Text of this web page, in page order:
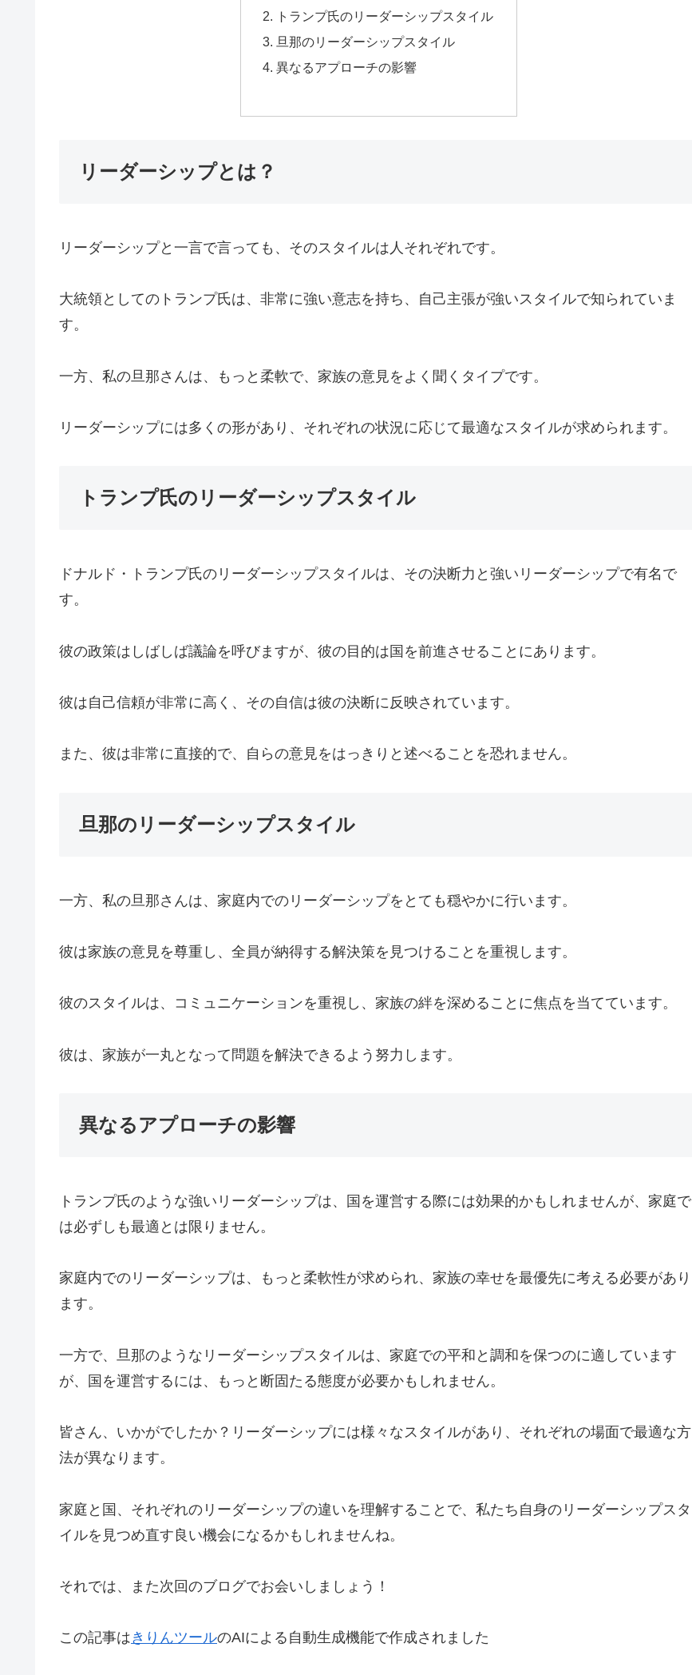
トランプ氏のリーダーシップスタイル
旦那のリーダーシップスタイル
異なるアプローチの影響
リーダーシップとは？
リーダーシップと一言で言っても、そのスタイルは人それぞれです。
大統領としてのトランプ氏は、非常に強い意志を持ち、自己主張が強いスタイルで知られていま
す。
一方、私の旦那さんは、もっと柔軟で、家族の意見をよく聞くタイプです。
リーダーシップには多くの形があり、それぞれの状況に応じて最適なスタイルが求められます。
トランプ氏のリーダーシップスタイル
ドナルド・トランプ氏のリーダーシップスタイルは、その決断力と強いリーダーシップで有名で
す。
彼の政策はしばしば議論を呼びますが、彼の目的は国を前進させることにあります。
彼は自己信頼が非常に高く、その自信は彼の決断に反映されています。
また、彼は非常に直接的で、自らの意見をはっきりと述べることを恐れません。
旦那のリーダーシップスタイル
一方、私の旦那さんは、家庭内でのリーダーシップをとても穏やかに行います。
彼は家族の意見を尊重し、全員が納得する解決策を見つけることを重視します。
彼のスタイルは、コミュニケーションを重視し、家族の絆を深めることに焦点を当てています。
彼は、家族が一丸となって問題を解決できるよう努力します。
異なるアプローチの影響
トランプ氏のような強いリーダーシップは、国を運営する際には効果的かもしれませんが、家庭で
は必ずしも最適とは限りません。
家庭内でのリーダーシップは、もっと柔軟性が求められ、家族の幸せを最優先に考える必要があり
ます。
一方で、旦那のようなリーダーシップスタイルは、家庭での平和と調和を保つのに適しています
が、国を運営するには、もっと断固たる態度が必要かもしれません。
皆さん、いかがでしたか？リーダーシップには様々なスタイルがあり、それぞれの場面で最適な方
法が異なります。
家庭と国、それぞれのリーダーシップの違いを理解することで、私たち自身のリーダーシップスタ
イルを見つめ直す良い機会になるかもしれませんね。
それでは、また次回のブログでお会いしましょう！
この記事はきりんツールのAIによる自動生成機能で作成されました